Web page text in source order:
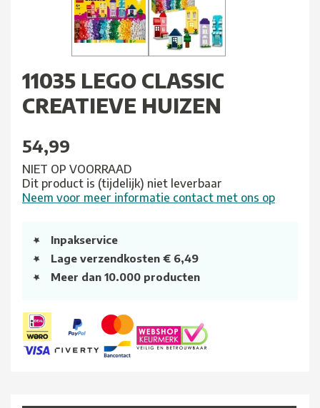
11035 LEGO CLASSIC
CREATIEVE HUIZEN
54,99
NIET OP VOORRAAD
Dit product is (tijdelijk) niet leverbaar
Neem voor meer informatie contact met ons op
Inpakservice
Lage verzendkosten € 6,49
Meer dan 10.000 producten